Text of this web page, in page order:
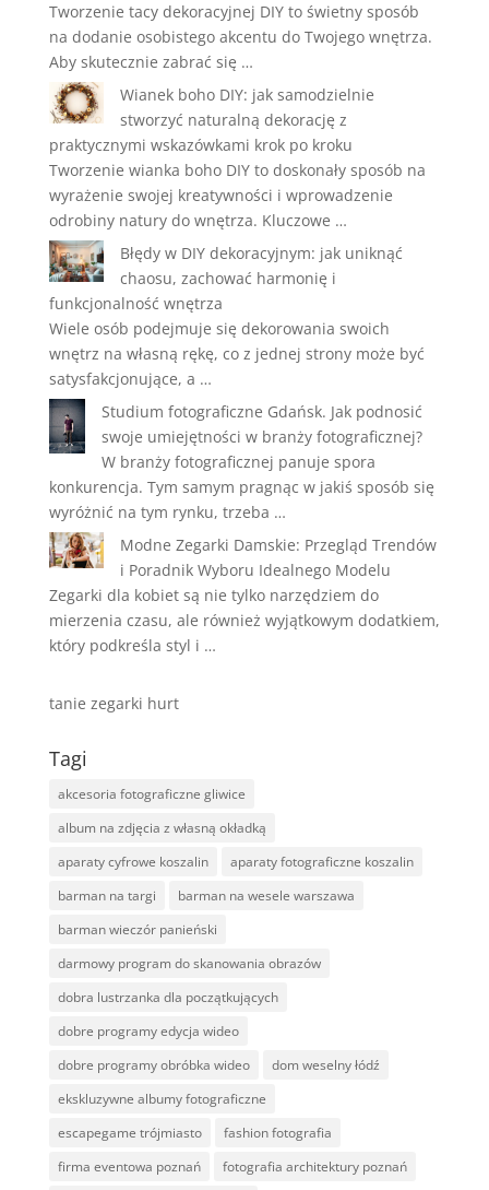
Tworzenie tacy dekoracyjnej DIY to świetny sposób
na dodanie osobistego akcentu do Twojego wnętrza.
Aby skutecznie zabrać się …
Wianek boho DIY: jak samodzielnie
stworzyć naturalną dekorację z
praktycznymi wskazówkami krok po kroku
Tworzenie wianka boho DIY to doskonały sposób na
wyrażenie swojej kreatywności i wprowadzenie
odrobiny natury do wnętrza. Kluczowe …
Błędy w DIY dekoracyjnym: jak uniknąć
chaosu, zachować harmonię i
funkcjonalność wnętrza
Wiele osób podejmuje się dekorowania swoich
wnętrz na własną rękę, co z jednej strony może być
satysfakcjonujące, a …
Studium fotograficzne Gdańsk. Jak podnosić
swoje umiejętności w branży fotograficznej?
W branży fotograficznej panuje spora
konkurencja. Tym samym pragnąc w jakiś sposób się
wyróżnić na tym rynku, trzeba …
Modne Zegarki Damskie: Przegląd Trendów
i Poradnik Wyboru Idealnego Modelu
Zegarki dla kobiet są nie tylko narzędziem do
mierzenia czasu, ale również wyjątkowym dodatkiem,
który podkreśla styl i …
tanie zegarki hurt
Tagi
akcesoria fotograficzne gliwice
album na zdjęcia z własną okładką
aparaty cyfrowe koszalin
aparaty fotograficzne koszalin
barman na targi
barman na wesele warszawa
barman wieczór panieński
darmowy program do skanowania obrazów
dobra lustrzanka dla początkujących
dobre programy edycja wideo
dobre programy obróbka wideo
dom weselny łódź
ekskluzywne albumy fotograficzne
escapegame trójmiasto
fashion fotografia
firma eventowa poznań
fotografia architektury poznań